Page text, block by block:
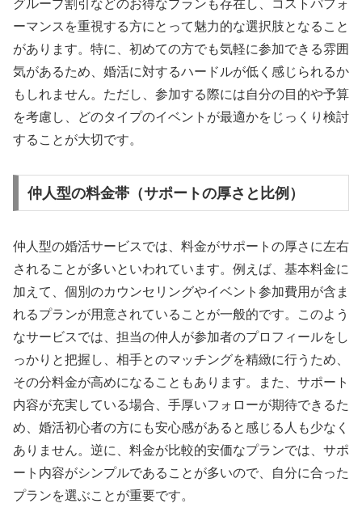
グループ割引などのお得なプランも存在し、コストパフォ
ーマンスを重視する方にとって魅力的な選択肢となること
があります。特に、初めての方でも気軽に参加できる雰囲
気があるため、婚活に対するハードルが低く感じられるか
もしれません。ただし、参加する際には自分の目的や予算
を考慮し、どのタイプのイベントが最適かをじっくり検討
することが大切です。
仲人型の料金帯（サポートの厚さと比例）
仲人型の婚活サービスでは、料金がサポートの厚さに左右
されることが多いといわれています。例えば、基本料金に
加えて、個別のカウンセリングやイベント参加費用が含ま
れるプランが用意されていることが一般的です。このよう
なサービスでは、担当の仲人が参加者のプロフィールをし
っかりと把握し、相手とのマッチングを精緻に行うため、
その分料金が高めになることもあります。また、サポート
内容が充実している場合、手厚いフォローが期待できるた
め、婚活初心者の方にも安心感があると感じる人も少なく
ありません。逆に、料金が比較的安価なプランでは、サポ
ート内容がシンプルであることが多いので、自分に合った
プランを選ぶことが重要です。